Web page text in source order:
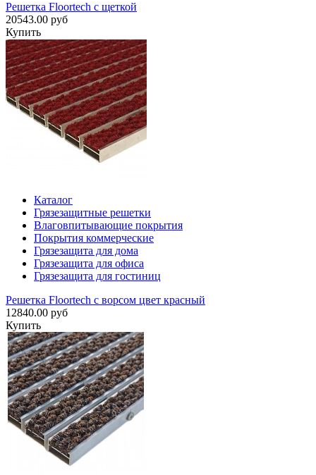
Решетка Floortech с щеткой
20543.00 руб
Купить
Каталог
Грязезащитные решетки
Влаговпитывающие покрытия
Покрытия коммерческие
Грязезащита для дома
Грязезащита для офиса
Грязезащита для гостиниц
Решетка Floortech с ворсом цвет красный
12840.00 руб
Купить